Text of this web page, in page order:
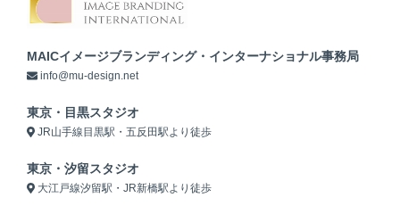
MAICイメージブランディング・インターナショナル事務局
info@mu-design.net
東京・目黒スタジオ
JR山手線目黒駅・五反田駅より徒歩
東京・汐留スタジオ
大江戸線汐留駅・JR新橋駅より徒歩